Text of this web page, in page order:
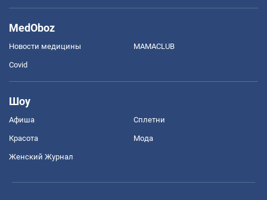
MedOboz
Новости медицины MAMACLUB
Covid
Шоу
Афиша Сплетни
Красота Мода
Женский Журнал